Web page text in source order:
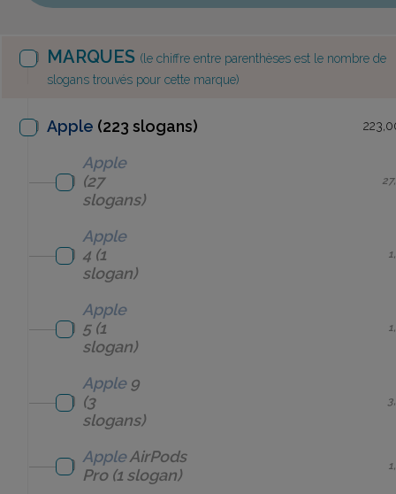
MARQUES (le chiffre entre parenthèses est le nombre de
slogans trouvés pour cette marque)
Apple (223 slogans)
Apple
(27
slogans)
Apple
4 (1
slogan)
Apple
5(1
slogan)
Apple 9
(3
slogans)
AppleAirPods
Pro(1 slogan)